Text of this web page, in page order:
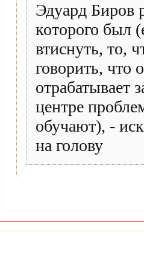
Эдуард Биров
которого был
втиснуть, то,
говорить, что
отрабатывает
центре
обучают), -
на голову